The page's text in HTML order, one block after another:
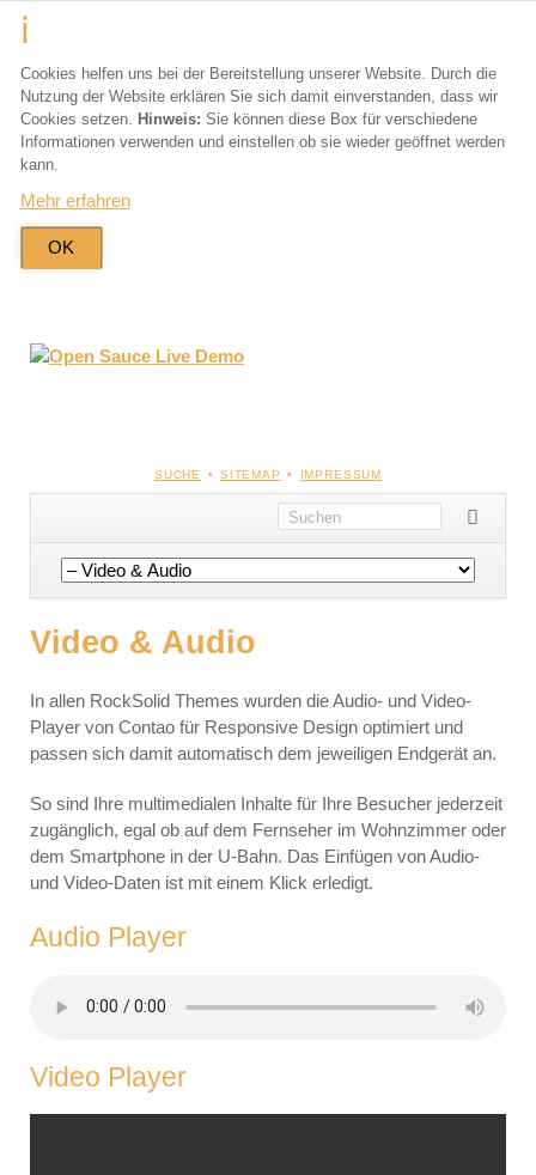
Cookies helfen uns bei der Bereitstellung unserer Website. Durch die
Nutzung der Website erklären Sie sich damit einverstanden, dass wir
Cookies setzen. Hinweis: Sie können diese Box für verschiedene
Informationen verwenden und einstellen ob sie wieder geöffnet werden
kann.
Mehr erfahren
OK
NAVIGATION
ÜBERSPRINGEN
SUCHE SITEMAP IMPRESSUM
Navigation
überspringen
Video & Audio
In allen RockSolid Themes wurden die Audio- und Video-
Player von Contao für Responsive Design optimiert und
passen sich damit automatisch dem jeweiligen Endgerät an.
So sind Ihre multimedialen Inhalte für Ihre Besucher jederzeit
zugänglich, egal ob auf dem Fernseher im Wohnzimmer oder
dem Smartphone in der U-Bahn. Das Einfügen von Audio-
und Video-Daten ist mit einem Klick erledigt.
Audio Player
Video Player